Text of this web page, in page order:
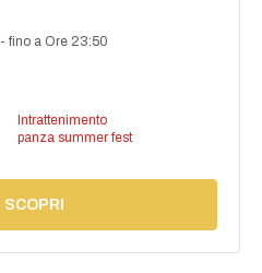
-fino a Ore 23:50
Intrattenimento
panza summer fest
SCOPRI